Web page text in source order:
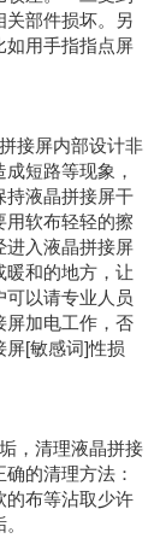
关部件损坏。另
如用手指指点屏
接屏内部设计非
短路等现象，
持液晶拼接屏干
用软布轻轻的擦
进入液晶拼接屏
暖和的地方，让
可以请专业人员
屏加电工作，否
屏[敏感词]性损
，清理液晶拼接
的清理方法：
的布等沾取少许